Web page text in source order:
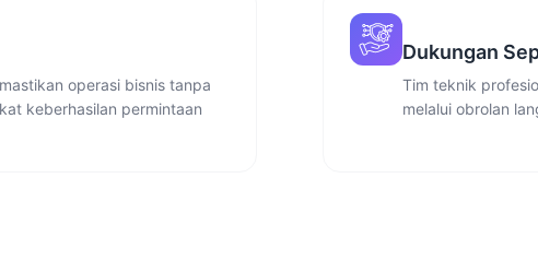
operasi bisnis tanpa
keberhasilan permintaan
Dukungan
Tim teknik
melalui obrolan